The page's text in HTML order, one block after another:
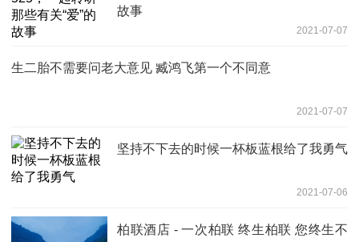
故事
2021-07-07
生二胎不需要问老大意见 臧鸿飞第一个不同意
2021-07-07
坚持不下去的时候一杯板蓝根给了我勇气
2021-07-06
柏联酒店 - 一次柏联 终生柏联 您终生不